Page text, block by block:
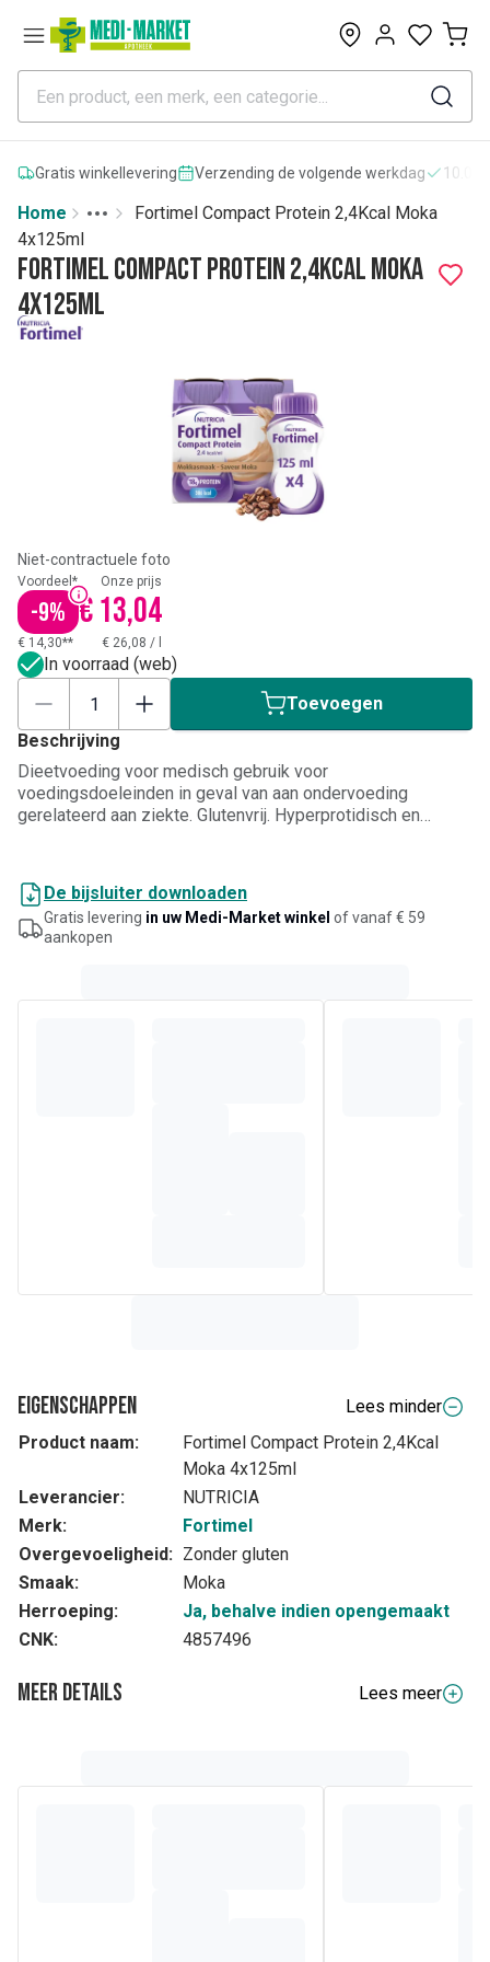
0
Gratis winkellevering Verzending de volgende werkdag
Home
More
Toggle menu
Fortimel Compact Protein 2,4Kcal Moka
4x125ml
Fortimel Compact Protein 2,4Kcal Moka
4x125ml
Niet-contractuele foto
Voordeel*
-9%
Onze prijs
€ 13,04
€ 14,30** € 26,08 /
In voorraad (web)
Toevoegen
Beschrijving
Dieetvoeding voor medisch gebruik voor
voedingsdoeleinden in geval van aan ondervoeding
gerelateerd aan ziekte. Glutenvrij. Hyperprotidisch en
De bijsluiter downloaden
Gratis levering in uw Medi-Market winkel of vanaf € 59
aankopen
Eigenschappen
Lees minder
Product naam:
Fortimel Compact Protein 2,4Kcal
Moka 4x125ml
Leverancier:
NUTRICIA
Merk:
Fortimel
Overgevoeligheid: Zonder gluten
Smaak:
Moka
Herroeping:
Ja, behalve indien opengemaakt
CNK:
4857496
Meer details
Lees meer
ondervoeding, speciaal ontwikkeld voor mensen met een